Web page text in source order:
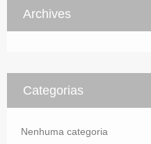
Archives
Categorias
Nenhuma categoria